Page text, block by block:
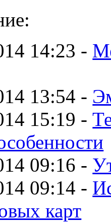
14:23 -
13:54 -
15:19 -
09:16 -
09:14 -
карт